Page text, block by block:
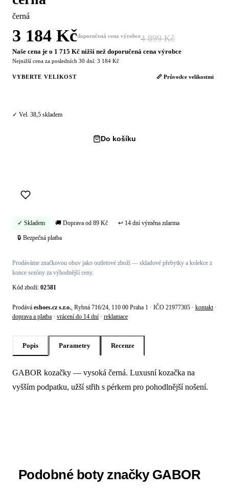
černá
3 184 Kčdoporučená cena výrobce4 899 Kč
Naše cena je o 1 715 Kč nižší než doporučená cena výrobce
Nejnižší cena za posledních 30 dní: 3 184 Kč
VYBERTE VELIKOST 📏 Průvodce velikostmi
✓ Vel. 38,5 skladem
Do košíku
✓ Skladem 🚚 Doprava od 89 Kč ↩ 14 dní výměna zdarma
🔒 Bezpečná platba
Prodáváme značkovou obuv jako outletové zboží — skladové přebytky a kolekce z
konce sezóny za výhodnější ceny.
Kód zboží: 02581
Prodává eshoes.cz s.r.o. , Rybná 716/24, 110 00 Praha 1 · IČO 21977305 · kontakt ·
doprava a platba · vrácení do 14 dní · reklamace
Popis Parametry Recenze
Popis produktu Gabor Kozačky —
GABOR kozačky — vysoká černá. Luxusní kozačka na
vyšším podpatku, užší střih s pérkem pro pohodlnější nošení.
Podobné boty značky GABOR